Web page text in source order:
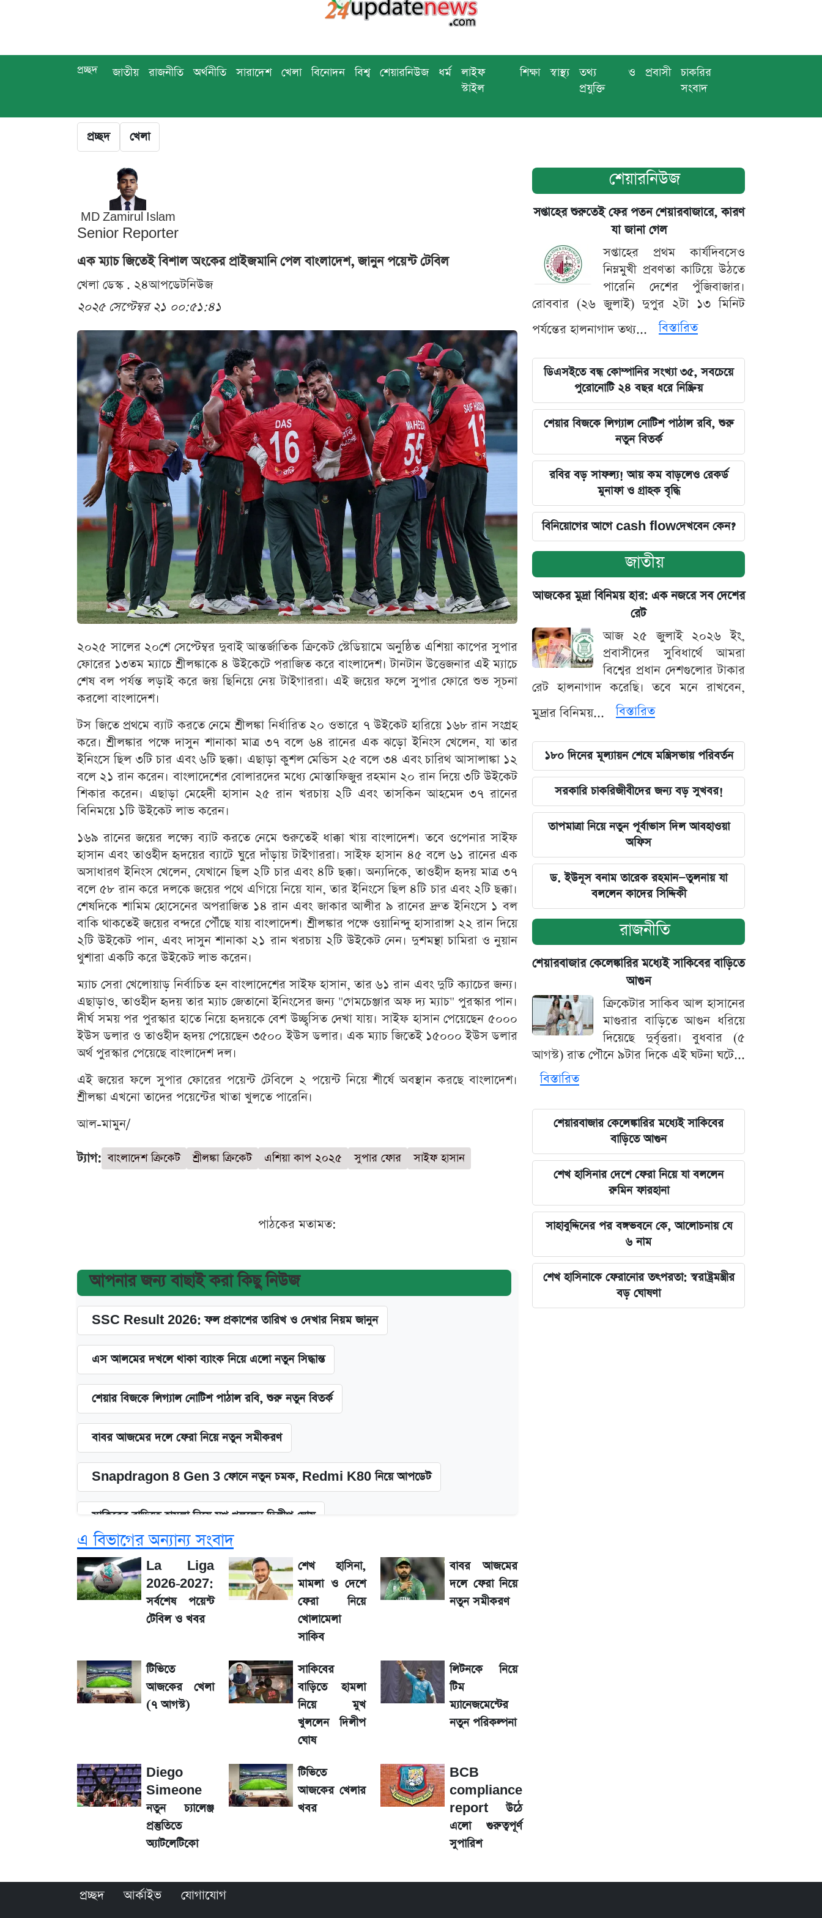
প্রচ্ছদ জাতীয় রাজনীতি অর্থনীতি সারাদেশ খেলা বিনোদন বিশ্ব শেয়ারনিউজ ধর্ম
লাইফ
স্টাইল
শিক্ষা স্বাস্থ্য
তথ্য ও
প্রযুক্তি
প্রবাসী
চাকরির
সংবাদ
প্রচ্ছদ খেলা
MD Zamirul Islam
Senior Reporter
এক ম্যাচ জিতেই বিশাল অংকের প্রাইজমানি পেল বাংলাদেশ, জানুন পয়েন্ট টেবিল
খেলা ডেস্ক . ২৪আপডেটনিউজ
২০২৫ সেপ্টেম্বর ২১ ০০:৫১:৪১
২০২৫ সালের ২০শে সেপ্টেম্বর দুবাই আন্তর্জাতিক ক্রিকেট স্টেডিয়ামে অনুষ্ঠিত এশিয়া কাপের সুপার
ফোরের ১৩তম ম্যাচে শ্রীলঙ্কাকে ৪ উইকেটে পরাজিত করে বাংলাদেশ। টানটান উত্তেজনার এই ম্যাচে
শেষ বল পর্যন্ত লড়াই করে জয় ছিনিয়ে নেয় টাইগাররা। এই জয়ের ফলে সুপার ফোরে শুভ সূচনা
করলো বাংলাদেশ।
টস জিতে প্রথমে ব্যাট করতে নেমে শ্রীলঙ্কা নির্ধারিত ২০ ওভারে ৭ উইকেট হারিয়ে ১৬৮ রান সংগ্রহ
করে। শ্রীলঙ্কার পক্ষে দাসুন শানাকা মাত্র ৩৭ বলে ৬৪ রানের এক ঝড়ো ইনিংস খেলেন, যা তার
ইনিংসে ছিল ৩টি চার এবং ৬টি ছক্কা। এছাড়া কুশল মেন্ডিস ২৫ বলে ৩৪ এবং চারিথ আসালাঙ্কা ১২
বলে ২১ রান করেন। বাংলাদেশের বোলারদের মধ্যে মোস্তাফিজুর রহমান ২০ রান দিয়ে ৩টি উইকেট
শিকার করেন। এছাড়া মেহেদী হাসান ২৫ রান খরচায় ২টি এবং তাসকিন আহমেদ ৩৭ রানের
বিনিময়ে ১টি উইকেট লাভ করেন।
১৬৯ রানের জয়ের লক্ষ্যে ব্যাট করতে নেমে শুরুতেই ধাক্কা খায় বাংলাদেশ। তবে ওপেনার সাইফ
হাসান এবং তাওহীদ হৃদয়ের ব্যাটে ঘুরে দাঁড়ায় টাইগাররা। সাইফ হাসান ৪৫ বলে ৬১ রানের এক
অসাধারণ ইনিংস খেলেন, যেখানে ছিল ২টি চার এবং ৪টি ছক্কা। অন্যদিকে, তাওহীদ হৃদয় মাত্র ৩৭
বলে ৫৮ রান করে দলকে জয়ের পথে এগিয়ে নিয়ে যান, তার ইনিংসে ছিল ৪টি চার এবং ২টি ছক্কা।
শেষদিকে শামিম হোসেনের অপরাজিত ১৪ রান এবং জাকার আলীর ৯ রানের দ্রুত ইনিংসে ১ বল
বাকি থাকতেই জয়ের বন্দরে পৌঁছে যায় বাংলাদেশ। শ্রীলঙ্কার পক্ষে ওয়ানিন্দু হাসারাঙ্গা ২২ রান দিয়ে
২টি উইকেট পান, এবং দাসুন শানাকা ২১ রান খরচায় ২টি উইকেট নেন। দুশমন্থা চামিরা ও নুয়ান
থুশারা একটি করে উইকেট লাভ করেন।
ম্যাচ সেরা খেলোয়াড় নির্বাচিত হন বাংলাদেশের সাইফ হাসান, তার ৬১ রান এবং দুটি ক্যাচের জন্য।
এছাড়াও, তাওহীদ হৃদয় তার ম্যাচ জেতানো ইনিংসের জন্য "গেমচেঞ্জার অফ দ্য ম্যাচ" পুরস্কার পান।
দীর্ঘ সময় পর পুরস্কার হাতে নিয়ে হৃদয়কে বেশ উচ্ছ্বসিত দেখা যায়। সাইফ হাসান পেয়েছেন ৫০০০
ইউস ডলার ও তাওহীদ হৃদয় পেয়েছেন ৩৫০০ ইউস ডলার। এক ম্যাচ জিতেই ১৫০০০ ইউস ডলার
অর্থ পুরস্কার পেয়েছে বাংলাদেশ দল।
এই জয়ের ফলে সুপার ফোরের পয়েন্ট টেবিলে ২ পয়েন্ট নিয়ে শীর্ষে অবস্থান করছে বাংলাদেশ।
শ্রীলঙ্কা এখনো তাদের পয়েন্টের খাতা খুলতে পারেনি।
আল-মামুন/
ট্যাগ: বাংলাদেশ ক্রিকেট শ্রীলঙ্কা ক্রিকেট এশিয়া কাপ ২০২৫ সুপার ফোর সাইফ হাসান
পাঠকের মতামত:
আপনার জন্য বাছাই করা কিছু নিউজ
SSC Result 2026: ফল প্রকাশের তারিখ ও দেখার নিয়ম জানুন
এস আলমের দখলে থাকা ব্যাংক নিয়ে এলো নতুন সিদ্ধান্ত
শেয়ার বিজকে লিগ্যাল নোটিশ পাঠাল রবি, শুরু নতুন বিতর্ক
বাবর আজমের দলে ফেরা নিয়ে নতুন সমীকরণ
Snapdragon 8 Gen 3 ফোনে নতুন চমক, Redmi K80 নিয়ে আপডেট
সাকিবের বাড়িতে হামলা নিয়ে মুখ খুললেন দিলীপ ঘোষ
জেনে নিন আজকের সোনা ও রুপার সর্বশেষ দাম
তাপমাত্রা নিয়ে নতুন পূর্বাভাস দিল আবহাওয়া অফিস
রবির বড় সাফল্য! আয় কম বাড়লেও রেকর্ড মুনাফা ও গ্রাহক বৃদ্ধি
ডিএসইতে বন্ধ কোম্পানির সংখ্যা ৩৫, সবচেয়ে পুরোনোটি ২৪ বছর ধরে নিষ্ক্রিয়
SSC Result 2026: যে ৩ উপায়ে জানা যাবে ফল
সৌদিতে বাংলাদেশিদের আকামা নবায়নে বদলে গেল নিয়ম
এ বিভাগের অন্যান্য সংবাদ
La Liga
2026-2027:
সর্বশেষ পয়েন্ট
টেবিল ও খবর
শেখ হাসিনা,
মামলা ও দেশে
ফেরা নিয়ে
খোলামেলা
সাকিব
বাবর আজমের
দলে ফেরা নিয়ে
নতুন সমীকরণ
টিভিতে
আজকের খেলা
(৭ আগস্ট)
সাকিবের
বাড়িতে হামলা
নিয়ে মুখ
খুললেন দিলীপ
ঘোষ
লিটনকে নিয়ে
টিম
ম্যানেজমেন্টের
নতুন পরিকল্পনা
Diego
Simeone
নতুন চ্যালেঞ্জ
প্রস্তুতিতে
অ্যাটলেটিকো
টিভিতে
আজকের খেলার
খবর
BCB
compliance
report উঠে
এলো গুরুত্বপূর্ণ
সুপারিশ
শেয়ারনিউজ
সপ্তাহের শুরুতেই ফের পতন শেয়ারবাজারে, কারণ
যা জানা গেল
সপ্তাহের প্রথম কার্যদিবসেও
নিম্নমুখী প্রবণতা কাটিয়ে উঠতে
পারেনি দেশের পুঁজিবাজার।
রোববার (২৬ জুলাই) দুপুর ২টা ১৩ মিনিট
পর্যন্তের হালনাগাদ তথ্য...
বিস্তারিত
ডিএসইতে বন্ধ কোম্পানির সংখ্যা ৩৫, সবচেয়ে
পুরোনোটি ২৪ বছর ধরে নিষ্ক্রিয়
শেয়ার বিজকে লিগ্যাল নোটিশ পাঠাল রবি, শুরু
নতুন বিতর্ক
রবির বড় সাফল্য! আয় কম বাড়লেও রেকর্ড
মুনাফা ও গ্রাহক বৃদ্ধি
বিনিয়োগের আগে cash flowদেখবেন কেন?
জাতীয়
আজকের মুদ্রা বিনিময় হার: এক নজরে সব দেশের
রেট
আজ ২৫ জুলাই ২০২৬ ইং,
প্রবাসীদের সুবিধার্থে আমরা
বিশ্বের প্রধান দেশগুলোর টাকার
রেট হালনাগাদ করেছি। তবে মনে রাখবেন,
মুদ্রার বিনিময়...
বিস্তারিত
১৮০ দিনের মূল্যায়ন শেষে মন্ত্রিসভায় পরিবর্তন
সরকারি চাকরিজীবীদের জন্য বড় সুখবর!
তাপমাত্রা নিয়ে নতুন পূর্বাভাস দিল আবহাওয়া
অফিস
ড. ইউনূস বনাম তারেক রহমান—তুলনায় যা
বললেন কাদের সিদ্দিকী
রাজনীতি
শেয়ারবাজার কেলেঙ্কারির মধ্যেই সাকিবের বাড়িতে
আগুন
ক্রিকেটার সাকিব আল হাসানের
মাগুরার বাড়িতে আগুন ধরিয়ে
দিয়েছে দুর্বৃত্তরা। বুধবার (৫
আগস্ট) রাত পৌনে ৯টার দিকে এই ঘটনা ঘটে...
বিস্তারিত
শেয়ারবাজার কেলেঙ্কারির মধ্যেই সাকিবের
বাড়িতে আগুন
শেখ হাসিনার দেশে ফেরা নিয়ে যা বললেন
রুমিন ফারহানা
সাহাবুদ্দিনের পর বঙ্গভবনে কে, আলোচনায় যে
৬ নাম
শেখ হাসিনাকে ফেরানোর তৎপরতা: স্বরাষ্ট্রমন্ত্রীর
বড় ঘোষণা
প্রচ্ছদ আর্কাইভ যোগাযোগ